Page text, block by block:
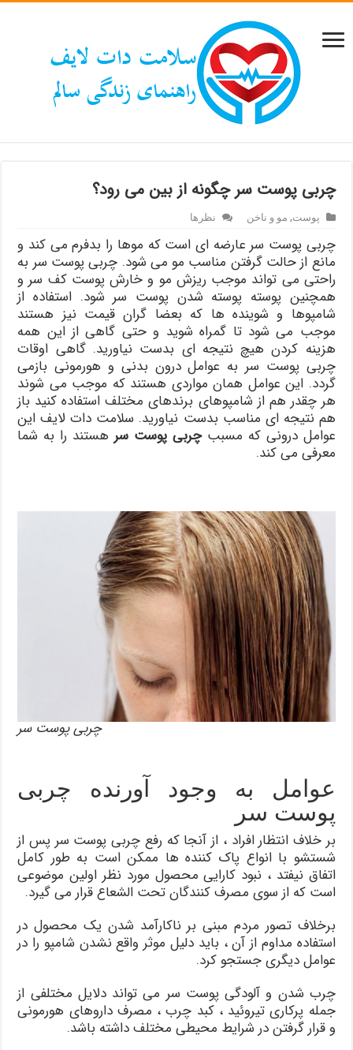
چربی پوست سر چگونه از بین می رود؟
پوست, مو و ناخن نظرها
چربی پوست سر عارضه ای است که موها را بدفرم می کند و
مانع از حالت گرفتن مناسب مو می شود. چربی پوست سر به
راحتی می تواند موجب ریزش مو و خارش پوست کف سر و
همچنین پوسته پوسته شدن پوست سر شود. استفاده از
شامپوها و شوینده ها که بعضا گران قیمت نیز هستند
موجب می شود تا گمراه شوید و حتی گاهی از این همه
هزینه کردن هیچ نتیجه ای بدست نیاورید. گاهی اوقات
چربی پوست سر به عوامل درون بدنی و هورمونی بازمی
گردد. این عوامل همان مواردی هستند که موجب می شوند
هر چقدر هم از شامپوهای برندهای مختلف استفاده کنید باز
هم نتیجه ای مناسب بدست نیاورید. سلامت دات لایف این
عوامل درونی که مسببچربی پوست سرهستند را به شما
معرفی می کند.
چربی پوست سر
عوامل به وجود آورنده چربی
پوست سر
بر خلاف انتظار افراد ، از آنجا که رفع چربی پوست سر پس از
شستشو با انواع پاک کننده ها ممکن است به طور کامل
اتفاق نیفتد ، نبود کارایی محصول مورد نظر اولین موضوعی
است که از سوی مصرف کنندگان تحت الشعاع قرار می‌ گیرد.
برخلاف تصور مردم مبنی بر ناکارآمد شدن یک محصول در
استفاده مداوم از آن ، باید دلیل موثر واقع نشدن شامپو را در
عوامل دیگری جستجو کرد.
چرب شدن و آلودگی پوست سر می تواند دلایل مختلفی از
جمله پرکاری تیروئید ، کبد چرب ، مصرف داروهای هورمونی
و قرار گرفتن در شرایط محیطی مختلف داشته باشد.